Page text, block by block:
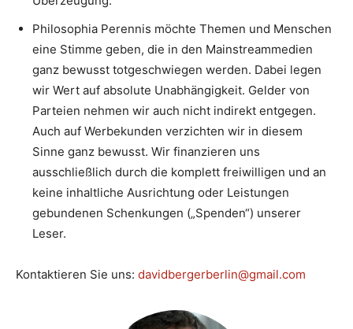
Philosophia Perennis möchte Themen und Menschen
eine Stimme geben, die in den Mainstreammedien
ganz bewusst totgeschwiegen werden. Dabei legen
wir Wert auf absolute Unabhängigkeit. Gelder von
Parteien nehmen wir auch nicht indirekt entgegen.
Auch auf Werbekunden verzichten wir in diesem
Sinne ganz bewusst. Wir finanzieren uns
ausschließlich durch die komplett freiwilligen und an
keine inhaltliche Ausrichtung oder Leistungen
gebundenen Schenkungen („Spenden“) unserer
Leser.
Kontaktieren Sie uns: davidbergerberlin@gmail.com